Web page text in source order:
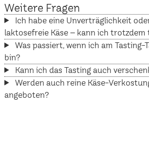
Weitere Fragen
Ich habe eine Unverträglichkeit
laktosefreie Käse – kann ich trotzdem
Was passiert, wenn ich am Tasting-
bin?
Kann ich das Tasting auch
Werden auch reine Käse-
angeboten?